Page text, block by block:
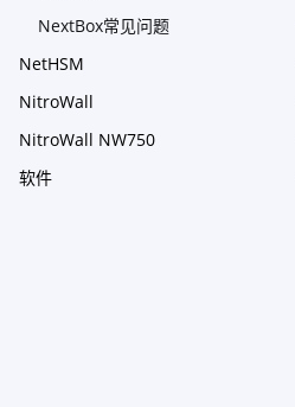
NextBox常见问题
NetHSM
NitroWall
NitroWall NW750
软件